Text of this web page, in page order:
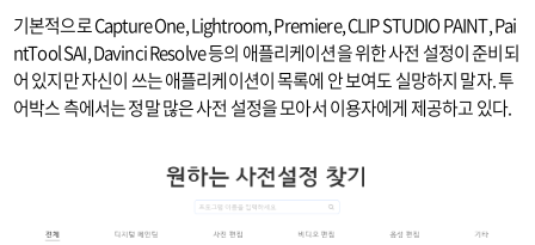
기본적으로 Capture One, Lightroom, Premiere, CLIP STUDIO PAINT, Pai
ntTool SAI, Davinci Resolve 등의 애플리케이션을 위한 사전 설정이 준비되
어 있지만 자신이 쓰는 애플리케이션이 목록에 안 보여도 실망하지 말자. 투
어박스 측에서는 정말 많은 사전 설정을 모아서 이용자에게 제공하고 있다.